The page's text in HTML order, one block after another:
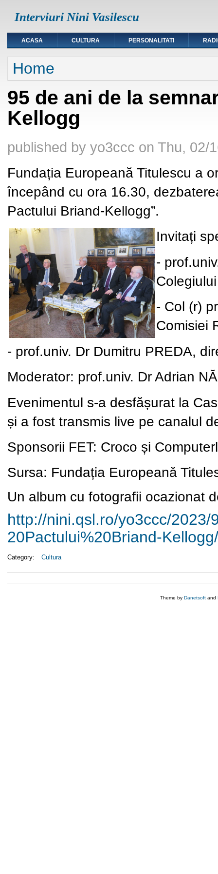
Interviuri Nini Vasilescu
ACASA CULTURA PERSONALITATI
You are here
Home
95 de ani de la
Kellogg
published by yo3ccc on Thu, 02/
Fundația Europeană Titulescu a
începând cu ora 16.30,
Pactului Briand-Kellogg”.
Invitați
-
- Col (r)
Comisiei
- prof.univ. Dr Dumitru PREDA,
Moderator: prof.univ. Dr Adrian
Evenimentul s-a desfășurat la
și a fost transmis live pe canalul
Sponsorii FET: Croco și
Sursa: Fundația Europeană
Un album cu fotografii ocazionat
http://nini.qsl.ro/yo3ccc/2023/
20Pactului%20Briand-Kellogg/
Category: Cultura
Theme by Danetsoft and